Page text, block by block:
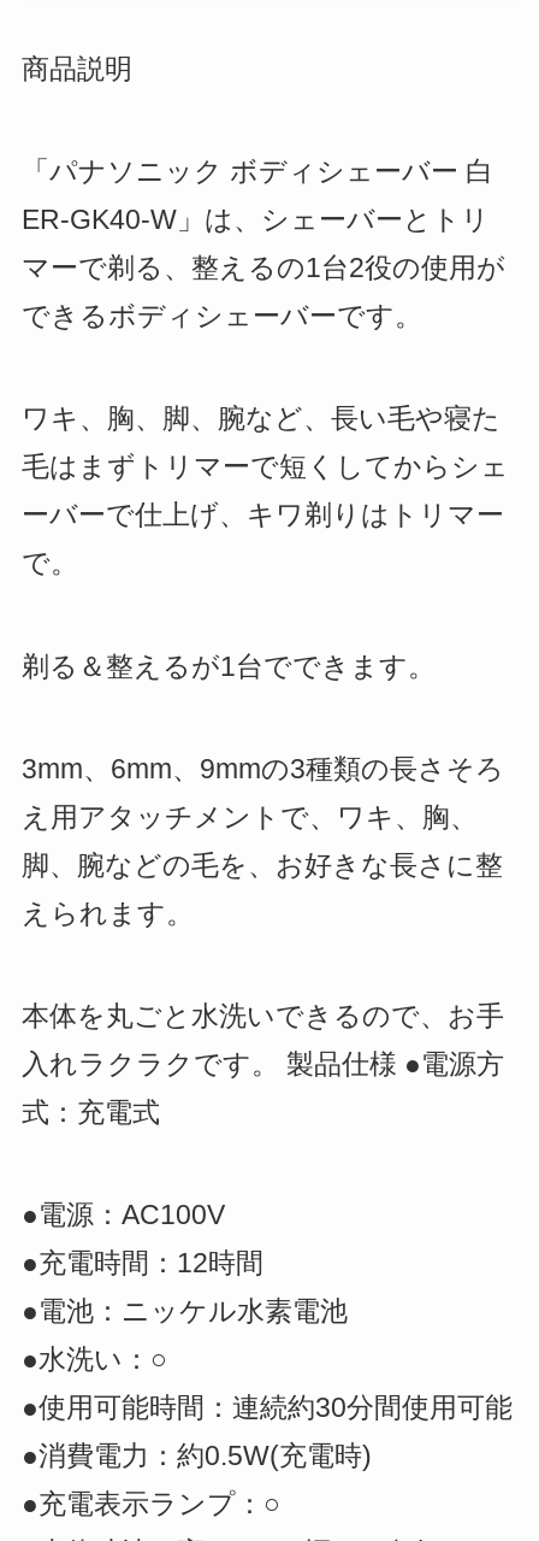
商品説明
「パナソニック ボディシェーバー 白
ER-GK40-W」は、シェーバーとトリ
マーで剃る、整えるの1台2役の使用が
できるボディシェーバーです。
ワキ、胸、脚、腕など、長い毛や寝た
毛はまずトリマーで短くしてからシェ
ーバーで仕上げ、キワ剃りはトリマー
で。
剃る＆整えるが1台でできます。
3mm、6mm、9mmの3種類の長さそろ
え用アタッチメントで、ワキ、胸、
脚、腕などの毛を、お好きな長さに整
えられます。
本体を丸ごと水洗いできるので、お手
入れラクラクです。 製品仕様 ●電源方
式：充電式
●電源：AC100V
●充電時間：12時間
●電池：ニッケル水素電池
●水洗い：○
●使用可能時間：連続約30分間使用可能
●消費電力：約0.5W(充電時)
●充電表示ランプ：○